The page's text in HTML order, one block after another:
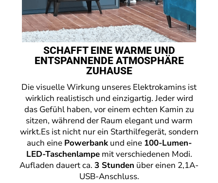
SCHAFFT EINE WARME UND
ENTSPANNENDE ATMOSPHÄRE
ZUHAUSE
Die visuelle Wirkung unseres Elektrokamins ist
wirklich realistisch und einzigartig. Jeder wird
das Gefühl haben, vor einem echten Kamin zu
sitzen, während der Raum elegant und warm
wirkt.Es ist nicht nur ein Starthilfegerät, sondern
auch eine Powerbankund eine 100-Lumen-
LED-Taschenlampemit verschiedenen Modi.
Aufladen dauert ca. 3 Stunden über einen 2,1A-
USB-Anschluss.